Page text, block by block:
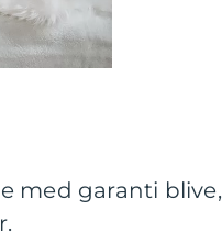
med garanti blive,